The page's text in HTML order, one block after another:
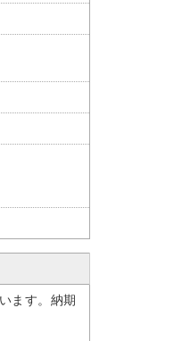
ます。納期